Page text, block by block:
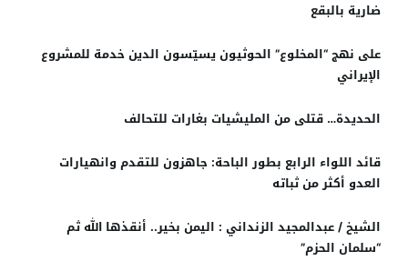
ضارية بالبقع
على نهج “المخلوع” الحوثيون يسيّسون الدين خدمة للمشروع
الإيراني
الحديدة… قتلى من المليشيات بغارات للتحالف
قائد اللواء الرابع بطور الباحة: جاهزون للتقدم وانهيارات
العدو أكثر من ثباته
الشيخ / عبدالمجيد الزنداني : اليمن بخير.. أنقذها الله ثم
“سلمان الحزم”